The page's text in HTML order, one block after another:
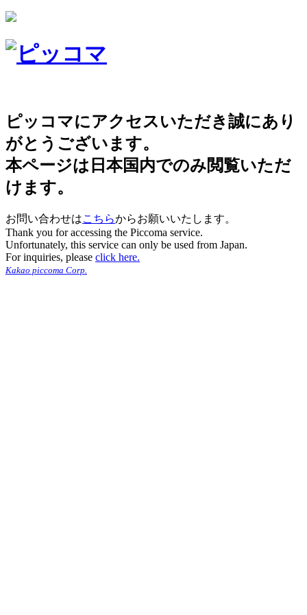
ピッコマにアクセスいただき誠にあり
がとうございます。
本ページは日本国内でのみ閲覧いただ
けます。
お問い合わせはこちらからお願いいたします。
Thank you for accessing the Piccoma service.
Unfortunately, this service can only be used from Japan.
For inquiries, please click here.
Kakao piccoma Corp.